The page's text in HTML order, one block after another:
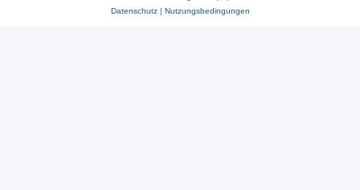
Datenschutz| Nutzungsbedingungen